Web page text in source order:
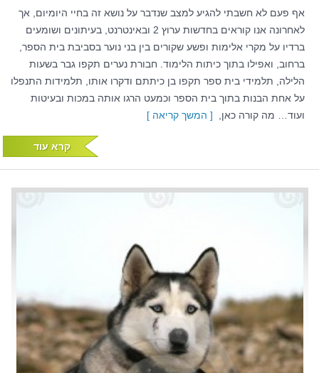
אף פעם לא חשבתי להגיע למצב שנדבר על נושא זה בחיי היומיום, אך
לאחרונה אנו קוראים בחדשות ערוץ 2 ובאינטרנט, בעיתונים ושומעים
ברדיו על מקרי אלימות ופשע שקורים בין בני נוער בסביבת בית הספר,
ברחוב, ואפילו בתוך כיתות הלימוד. חבורת נערים תקפו גבר בשעות
הלילה, תלמידי בית ספר תקפו בן כיתתם ודקרו אותו, תלמידות התנפלו
על אחת הבנות בתוך בית הספר וכמעט הרגו אותה במכות ובעיטות
ועוד… מה קורה כאן,
[ המשך קריאה ]
קרא עוד